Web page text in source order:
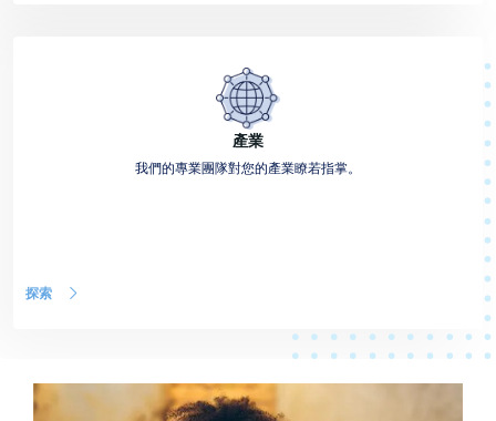
產業
我們的專業團隊對您的產業瞭若指掌。
探索